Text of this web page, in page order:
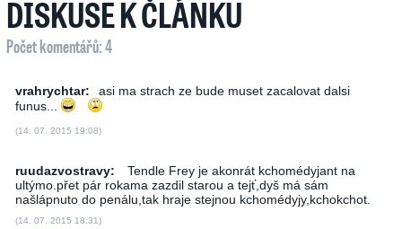
DISKUSE K ČLÁNKU
Počet komentářů: 4
vrahrychtar:
asi ma strach ze bude muset zacalovat dalsi
funus...
(14. 07. 2015 19:08)
ruudazvostravy:
Tendle Frey je akonrát kchomédyjant na
ultýmo.přet pár rokama zazdil starou a tejť,dyš má sám
našlápnuto do penálu,tak hraje stejnou kchomédyjy,kchokchot.
(14. 07. 2015 18:31)